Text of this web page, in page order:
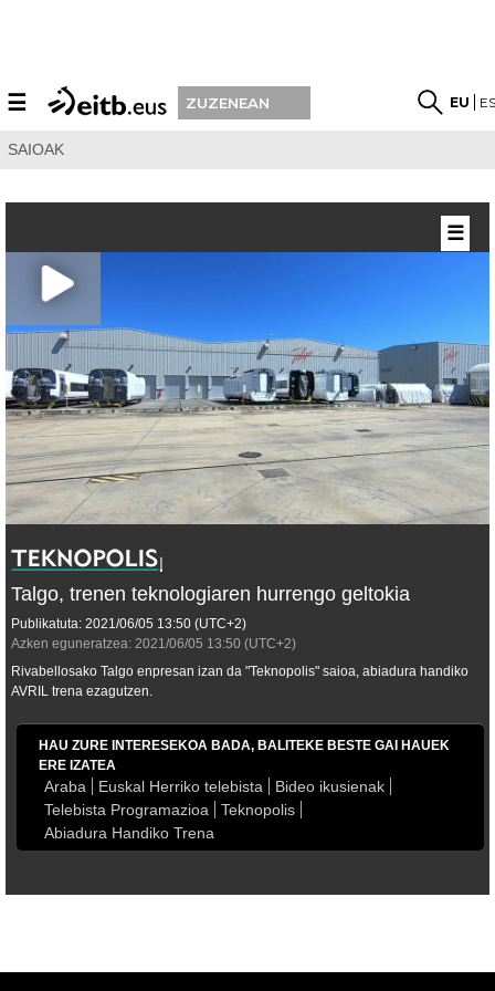
☰ ZUZENEAN EU
SAIOAK
Talgo, trenen teknologiaren hurrengo geltokia
Publikatuta: 2021/06/05 13:50 (UTC+2)
Azken eguneratzea: 2021/06/05 13:50 (UTC+2)
Rivabellosako Talgo enpresan izan da "Teknopolis" saioa, abiadura handiko
AVRIL trena ezagutzen.
HAU ZURE INTERESEKOA BADA, BALITEKE BESTE GAI HAUEK
ERE IZATEA
Araba Euskal Herriko telebista
Bideo ikusienak
Telebista Programazioa
Teknopolis
Abiadura Handiko Trena
☰